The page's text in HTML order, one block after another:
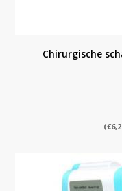
Chirurgische
(€